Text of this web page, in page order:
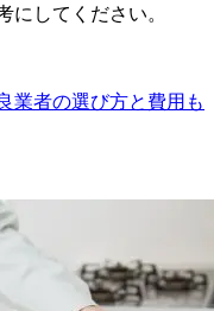
にしてください。
業者の選び方と費用も